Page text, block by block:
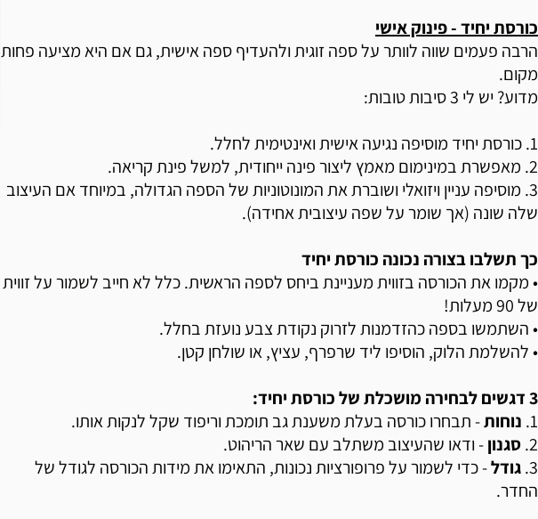
כורסת יחיד - פינוק אישי
הרבה פעמים שווה לוותר על ספה זוגית ולהעדיף ספה אישית, גם אם היא מציעה פחות
מקום.
מדוע? יש לי 3 סיבות טובות:
1. כורסת יחיד מוסיפה נגיעה אישית ואינטימית לחלל.
2. מאפשרת במינימום מאמץ ליצור פינה ייחודית, למשל פינת קריאה.
3. מוסיפה עניין ויזואלי ושוברת את המונוטוניות של הספה הגדולה, במיוחד אם העיצוב
שלה שונה (אך שומר על שפה עיצובית אחידה).
כך תשלבו בצורה נכונה כורסת יחיד
• מקמו את הכורסה בזווית מעניינת ביחס לספה הראשית. כלל לא חייב לשמור על זווית
של 90 מעלות!
• השתמשו בספה כהזדמנות לזרוק נקודת צבע נועזת בחלל.
• להשלמת הלוק, הוסיפו ליד שרפרף, עציץ, או שולחן קטן.
3 דגשים לבחירה מושכלת של כורסת יחיד:
1. נוחות- תבחרו כורסה בעלת משענת גב תומכת וריפוד שקל לנקות אותו.
2. סגנון- ודאו שהעיצוב משתלב עם שאר הריהוט.
3. גודל- כדי לשמור על פרופורציות נכונות, התאימו את מידות הכורסה לגודל של
החדר.